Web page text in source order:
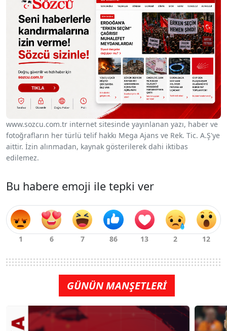
www.sozcu.com.tr internet sitesinde yayınlanan yazı, haber ve
fotoğrafların her türlü telif hakkı Mega Ajans ve Rek. Tic. A.Ş'ye
aittir. İzin alınmadan, kaynak gösterilerek dahi iktibas
edilemez.
Bu habere emoji ile tepki ver
GÜNÜN MANŞETLERİ